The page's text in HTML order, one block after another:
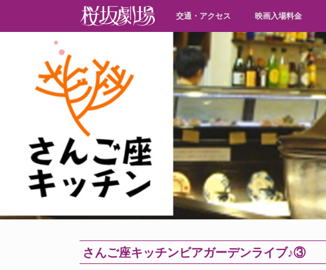
交通・アクセス 映画入場料金
さんご座キッチンビアガーデンライブ♪③